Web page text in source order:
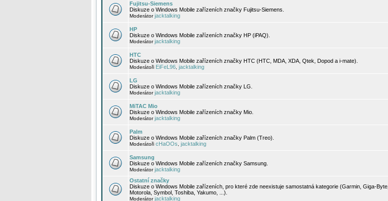
Fujitsu-Siemens
Diskuze o Windows Mobile zařízeních značky Fujitsu-Siemens.
Moderátorjacktalking
HP
Diskuze o Windows Mobile zařízeních značky HP (iPAQ).
Moderátorjacktalking
HTC
Diskuze o Windows Mobile zařízeních značky HTC (HTC, MDA, XDA, Qtek, Dopod a i-mate).
Moderátoři EiFeL96 jacktalking
LG
Diskuze o Windows Mobile zařízeních značky LG.
Moderátorjacktalking
MiTAC Mio
Diskuze o Windows Mobile zařízeních značky Mio.
Moderátorjacktalking
Palm
Diskuze o Windows Mobile zařízeních značky Palm (Treo).
Moderátoři cHaOOs jacktalking
Samsung
Diskuze o Windows Mobile zařízeních značky Samsung.
Moderátorjacktalking
Ostatní značky
Diskuze o Windows Mobile zařízeních, pro které zde neexistuje samostatná kategorie (Garmin, Giga-Byte,
Motorola, Symbol, Toshiba, Yakumo, ...).
Moderátorjacktalking